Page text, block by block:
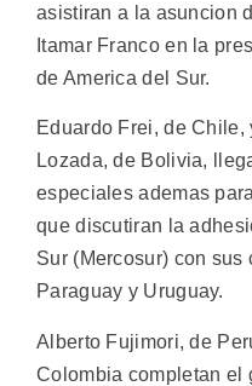
asistiran a la asuncion
Itamar Franco en la
de America del Sur.
Eduardo Frei, de
Lozada, de Bolivia,
especiales ademas
que discutiran la
Sur (Mercosur) con
Paraguay y Uruguay.
Alberto Fujimori, de
Colombia completan el